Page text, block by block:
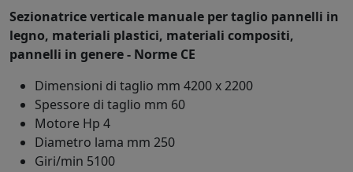
Sezionatrice verticale manuale per taglio pannelli in
legno, materiali plastici, materiali compositi,
pannelli in genere - Norme CE
Dimensioni di taglio mm 4200 x 2200
Spessore di taglio mm 60
Motore Hp 4
Diametro lama mm 250
Giri/min 5100